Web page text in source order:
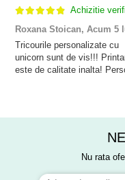
Achizitie
Roxana Stoican, Acum 5
Tricourile personalizate cu
unicorn sunt de vis!!!
este de calitate inalta!
anisor!
Nu rata